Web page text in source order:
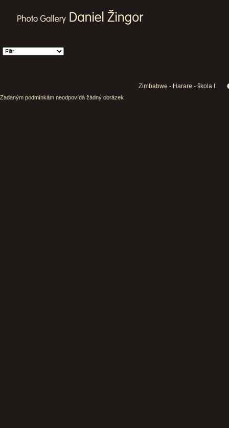
Zimbabwe - Harare - škola I.
Zadaným podmínkám neodpovídá žádný obrázek